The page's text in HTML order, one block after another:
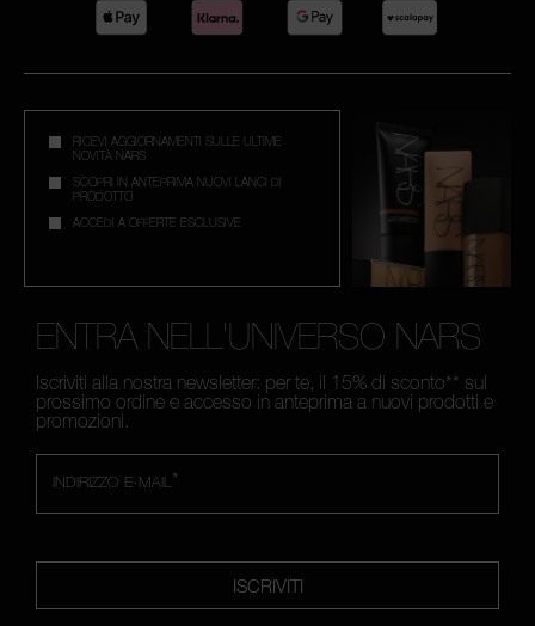
RICEVI AGGIORNAMENTI SULLE ULTIME
NOVITÀ NARS
SCOPRI IN ANTEPRIMA NUOVI LANCI DI
PRODOTTO
ACCEDI A OFFERTE ESCLUSIVE
ENTRA NELL'UNIVERSO NARS
Iscriviti alla nostra newsletter: per te, il 15% di sconto** sul
prossimo ordine e accesso in anteprima a nuovi prodotti e
promozioni.
*
INDIRIZZO E-MAIL
ISCRIVITI